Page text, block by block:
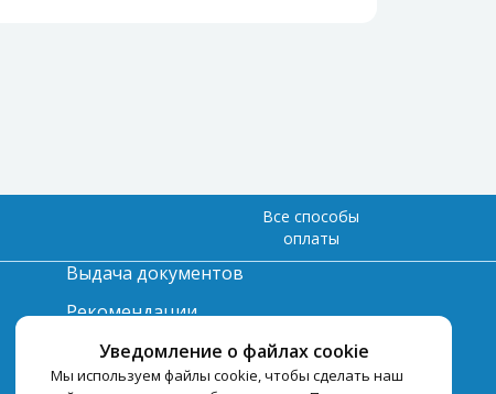
Уведомление о файлах cookie
Мы используем файлы cookie, чтобы сделать наш
Все способы
оплаты
Выдача документов
Рекомендации
Вопрос-ответ
Счет и оплата